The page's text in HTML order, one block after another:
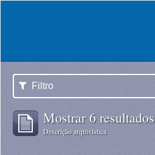
Filtro
Mostrar 6 resultados
Descrição arquivística